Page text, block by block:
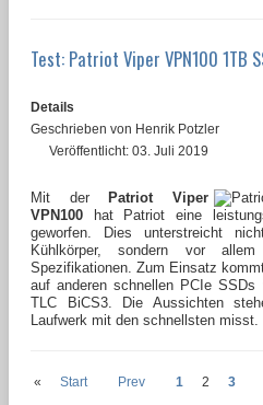
Test: Patriot Viper VPN100 1TB
Details
Geschrieben von Henrik Potzler
Veröffentlicht: 03. Juli 2019
Mit derPatriot Viper
VPN100 hat Patriot eine
geworfen. Dies unterstreicht
Kühlkörper, sondern vor
Spezifikationen. Zum Einsatz
auf anderen schnellen PCIe
TLC BiCS3. Die Aussichten
Laufwerk mit den schnellsten misst.
« Start Prev 1 2 3